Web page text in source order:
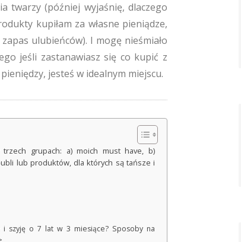
twarzy (później wyjaśnię, dlaczego
kupiłam za własne pieniądze,
ulubieńców). I mogę nieśmiało
jeśli zastanawiasz się co kupić z
jesteś w idealnym miejscu.
grupach: a) moich must have, b)
lub produktów, dla których są tańsze i
i szyję o 7 lat w 3 miesiące? Sposoby na